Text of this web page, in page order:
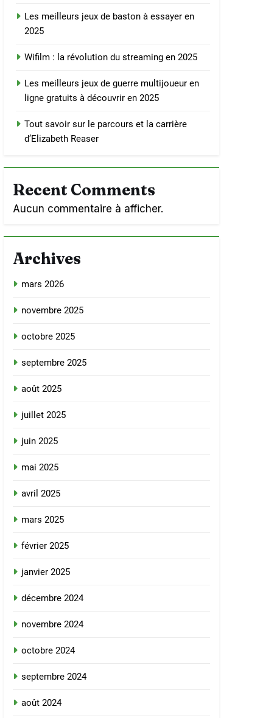
Les meilleurs jeux de baston à essayer en
2025
Wifilm : la révolution du streaming en 2025
Les meilleurs jeux de guerre multijoueur en
ligne gratuits à découvrir en 2025
Tout savoir sur le parcours et la carrière
d’Elizabeth Reaser
Recent Comments
Aucun commentaire à afficher.
Archives
mars 2026
novembre 2025
octobre 2025
septembre 2025
août 2025
juillet 2025
juin 2025
mai 2025
avril 2025
mars 2025
février 2025
janvier 2025
décembre 2024
novembre 2024
octobre 2024
septembre 2024
août 2024